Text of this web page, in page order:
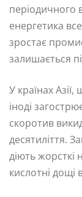
періодичного
енергетика
зростає
залишається
У країнах
іноді
скоротив
десятиліття.
діють жорсткі
кислотні дощі